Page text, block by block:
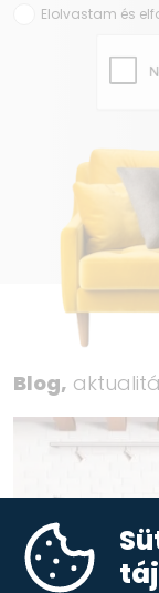
Elolvastam és
Blog,